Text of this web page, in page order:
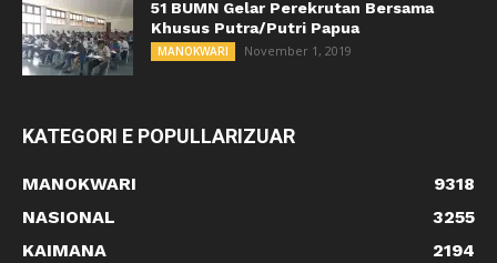
51 BUMN Gelar Perekrutan Bersama
Khusus Putra/Putri Papua
MANOKWARI November 1, 2019
KATEGORI E POPULLARIZUAR
MANOKWARI
9318
NASIONAL
3255
KAIMANA
2194